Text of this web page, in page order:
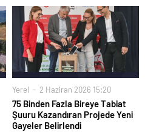
Yerel 2 Haziran 2026 15:20
75 Binden Fazla Bireye Tabiat
Şuuru Kazandıran Projede Yeni
Gayeler Belirlendi